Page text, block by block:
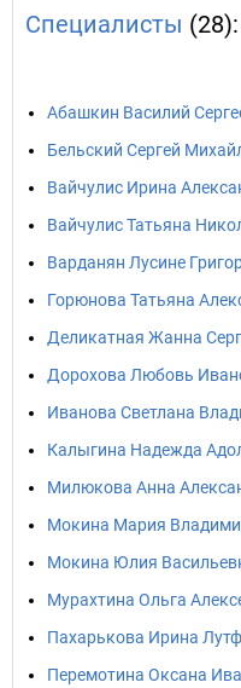
Специалисты (28):
Абашкин Василий
Бельский Сергей
Вайчулис Ирина
Вайчулис Татьяна
Варданян Лусине
Горюнова Татьяна
Деликатная Жанна
Дорохова Любовь
Иванова Светлана
Калыгина Надежда
Милюкова Анна
Мокина Мария
Мокина Юлия
Мурахтина Ольга
Пахарькова Ирина
Перемотина Оксана